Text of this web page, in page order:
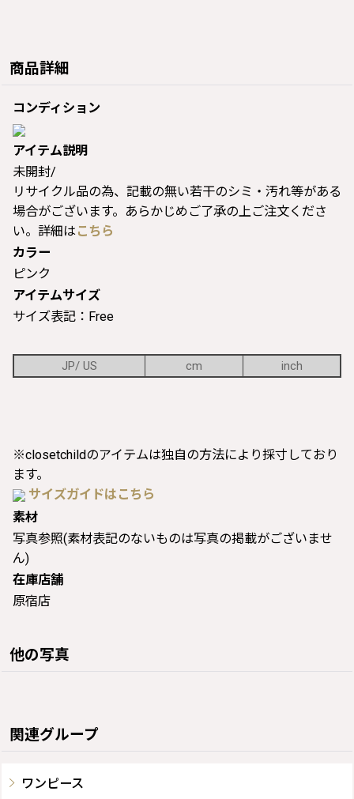
商品詳細
コンディション
アイテム説明
未開封/
リサイクル品の為、記載の無い若干のシミ・汚れ等がある
場合がございます。あらかじめご了承の上ご注文くださ
い。詳細は こちら
カラー
ピンク
アイテムサイズ
サイズ表記：Free
JP/ US cm inch
※closetchildのアイテムは独自の方法により採寸しており
ます。
サイズガイドはこちら
素材
写真参照(素材表記のないものは写真の掲載がございませ
ん)
在庫店舗
原宿店
他の写真
関連グループ
ワンピース